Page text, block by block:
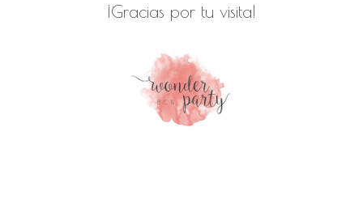
¡Gracias por tu visita!